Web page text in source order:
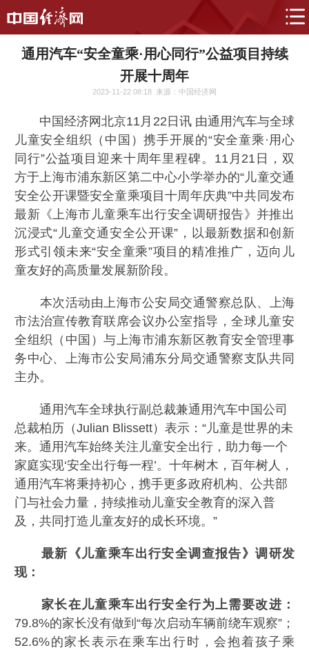
通用汽车“安全童乘·用心同行”公益项目持续
开展十周年
2023-11-22 08:18 来源：中国经济网
中国经济网北京11月22日讯 由通用汽车与全球
儿童安全组织（中国）携手开展的“安全童乘·用心
同行”公益项目迎来十周年里程碑。11月21日，双
方于上海市浦东新区第二中心小学举办的“儿童交通
安全公开课暨安全童乘项目十周年庆典”中共同发布
最新《上海市儿童乘车出行安全调研报告》并推出
沉浸式“儿童交通安全公开课”，以最新数据和创新
形式引领未来“安全童乘”项目的精准推广，迈向儿
童友好的高质量发展新阶段。
本次活动由上海市公安局交通警察总队、上海
市法治宣传教育联席会议办公室指导，全球儿童安
全组织（中国）与上海市浦东新区教育安全管理事
务中心、上海市公安局浦东分局交通警察支队共同
主办。
通用汽车全球执行副总裁兼通用汽车中国公司
总裁柏历（Julian Blissett）表示：“儿童是世界的未
来。通用汽车始终关注儿童安全出行，助力每一个
家庭实现‘安全出行每一程’。十年树木，百年树人，
通用汽车将秉持初心，携手更多政府机构、公共部
门与社会力量，持续推动儿童安全教育的深入普
及，共同打造儿童友好的成长环境。”
最新《儿童乘车出行安全调查报告》调研发
现：
家长在儿童乘车出行安全行为上需要改进：
79.8%的家长没有做到“每次启动车辆前绕车观察”；
52.6%的家长表示在乘车出行时，会抱着孩子乘